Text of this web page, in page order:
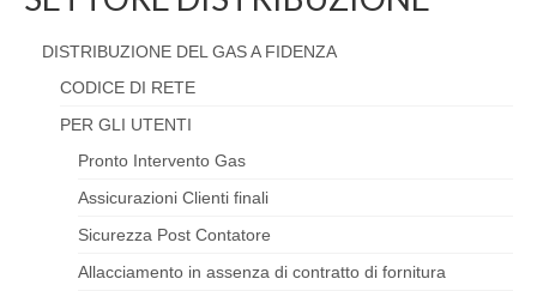
DISTRIBUZIONE DEL GAS A FIDENZA
CODICE DI RETE
PER GLI UTENTI
Pronto Intervento Gas
Assicurazioni Clienti finali
Sicurezza Post Contatore
Allacciamento in assenza di contratto di fornitura